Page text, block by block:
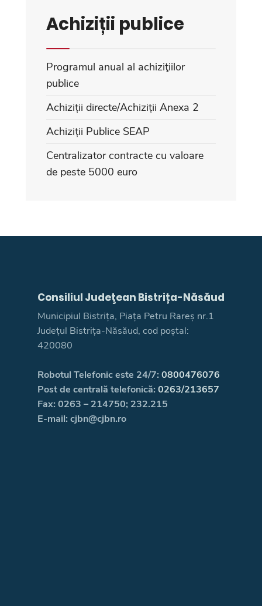
Achiziții publice
Programul anual al achiziţiilor
publice
Achiziții directe/Achiziții Anexa 2
Achiziții Publice SEAP
Centralizator contracte cu valoare
de peste 5000 euro
Consiliul Judeţean Bistrița-Năsăud
Municipiul Bistrița, Piața Petru Rareș nr.1
Județul Bistrița-Năsăud, cod poștal:
420080
Robotul Telefonic este 24/7: 0800476076
Post de centrală telefonică: 0263/213657
Fax: 0263 – 214750; 232.215
E-mail: cjbn@cjbn.ro